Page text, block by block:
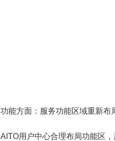
功能方面：服务功能区域重新布
AITO用户中心合理布局功能区